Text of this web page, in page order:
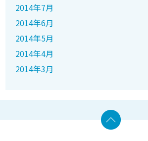
2014年7月
2014年6月
2014年5月
2014年4月
2014年3月